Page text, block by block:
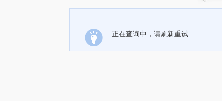
正在查询中，请刷新重试